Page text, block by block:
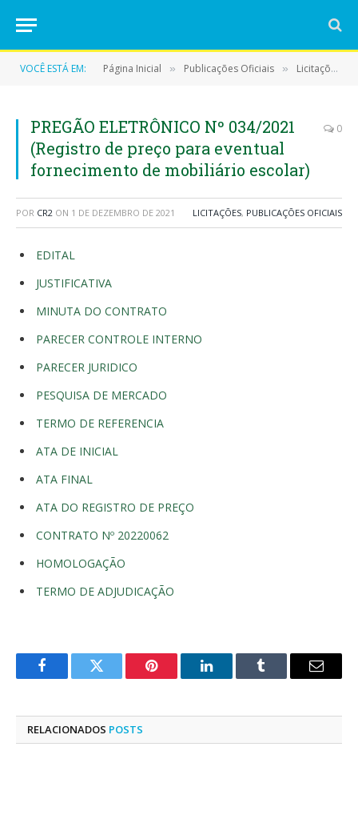
VOCÊ ESTÁ EM: Página Inicial » Publicações Oficiais » Licitações
PREGÃO ELETRÔNICO Nº 034/2021
(Registro de preço para eventual
fornecimento de mobiliário escolar)
0
POR CR2 ON 1 DE DEZEMBRO DE 2021 LICITAÇÕES, PUBLICAÇÕES OFICIAIS
EDITAL
JUSTIFICATIVA
MINUTA DO CONTRATO
PARECER CONTROLE INTERNO
PARECER JURIDICO
PESQUISA DE MERCADO
TERMO DE REFERENCIA
ATA DE INICIAL
ATA FINAL
ATA DO REGISTRO DE PREÇO
CONTRATO Nº 20220062
HOMOLOGAÇÃO
TERMO DE ADJUDICAÇÃO
FacebookTwitter Pinterest LinkedInTumblr
E-
RELACIONADOS POSTS